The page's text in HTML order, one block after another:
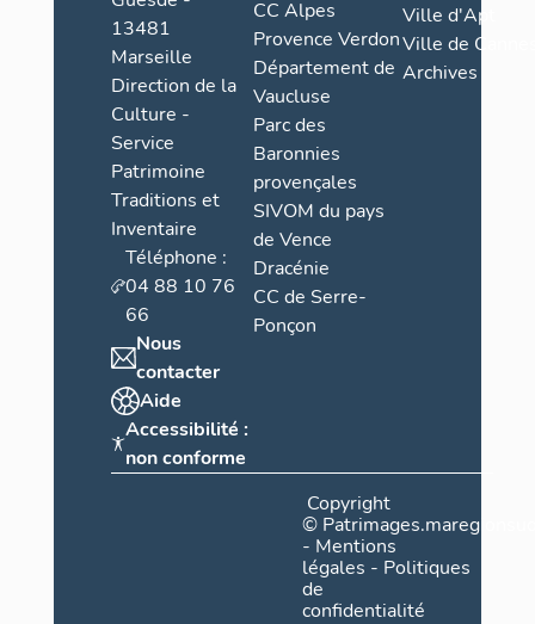
13481
Marseille
Direction de la
Culture -
Service
Patrimoine
Traditions et
Inventaire
Téléphone :
04 88 10 76
66
Nous
contacter
Aide
Accessibilité :
non conforme
CC Alpes
Provence Verdon
Département de
Vaucluse
Parc des
Baronnies
provençales
SIVOM du pays
de Vence
Dracénie
CC de Serre-
Ponçon
Ville d'Apt
Ville de
Archives
Copyright
©
- Mentions
légales - Politiques
de
confidentialité